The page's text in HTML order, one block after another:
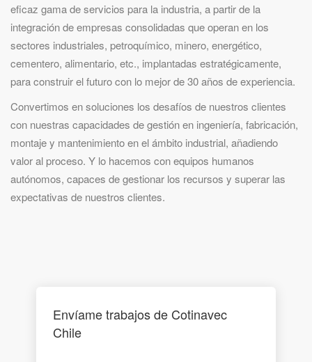
eficaz gama de servicios para la industria, a partir de la
integración de empresas consolidadas que operan en los
sectores industriales, petroquímico, minero, energético,
cementero, alimentario, etc., implantadas estratégicamente,
para construir el futuro con lo mejor de 30 años de experiencia.
Convertimos en soluciones los desafíos de nuestros clientes
con nuestras capacidades de gestión en ingeniería, fabricación,
montaje y mantenimiento en el ámbito industrial, añadiendo
valor al proceso. Y lo hacemos con equipos humanos
autónomos, capaces de gestionar los recursos y superar las
expectativas de nuestros clientes.
Envíame trabajos de Cotinavec
Chile